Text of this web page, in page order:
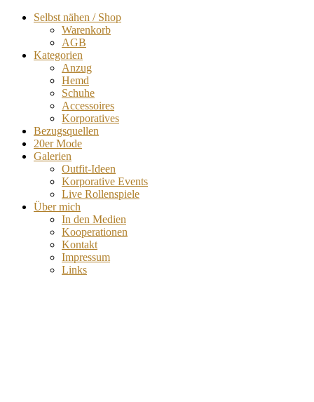
Selbst nähen / Shop
Warenkorb
AGB
Kategorien
Anzug
Hemd
Schuhe
Accessoires
Korporatives
Bezugsquellen
20er Mode
Galerien
Outfit-Ideen
Korporative Events
Live Rollenspiele
Über mich
In den Medien
Kooperationen
Kontakt
Impressum
Links